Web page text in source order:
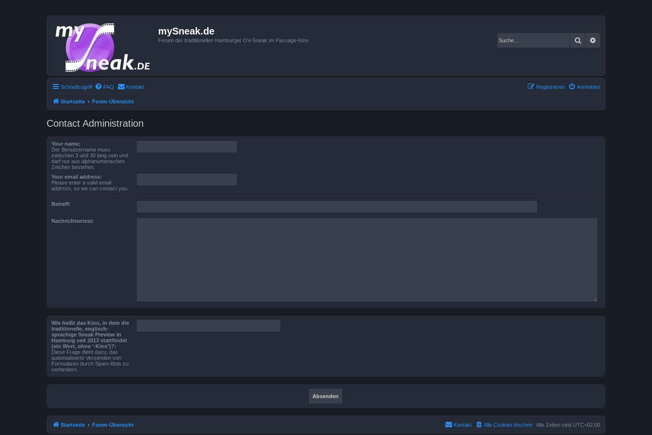
mySneak.de
Forum der traditionellen Hamburger OV-Sneak im Passage-Kino Suche
Schnellzugriff FAQ Kontakt Anmelden
Registrieren
Startseite Foren-Übersicht
Contact Administration
Your name:
Der Benutzername muss
zwischen 3 und 30 lang sein und
darf nur aus alphanumerischen
Zeichen bestehen.
Your email address:
Please enter a valid email
address, so we can contact you.
Betreff:
Nachrichtentext:
Wie heißt das Kino, in dem die
traditionelle, englisch-
sprachige Sneak Preview in
Hamburg seit 2013 stattfindet
(ein Wort, ohne '-Kino')?:
Diese Frage dient dazu, das
automatisierte Versenden von
Formularen durch Spam-Bots zu
verhindern.
Startseite Foren-Übersicht Alle Zeiten sind UTC+02:00
Alle Cookies löschen
Kontakt